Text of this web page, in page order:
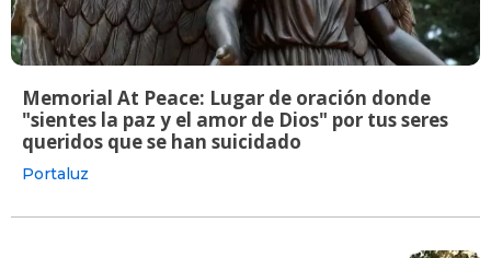
Memorial At Peace: Lugar de oración donde
"sientes la paz y el amor de Dios" por tus seres
queridos que se han suicidado
Portaluz